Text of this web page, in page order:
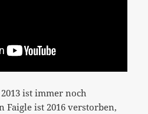
ist immer noch
Faigle ist 2016 verstorben,